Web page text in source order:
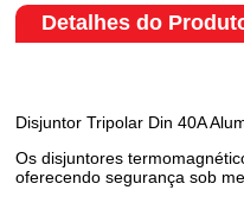
Detalhes do
Disjuntor Tripolar Din 40A
Os disjuntores
oferecendo segurança sob